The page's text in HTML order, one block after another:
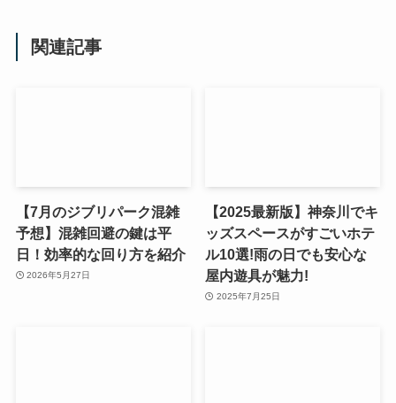
関連記事
【7月のジブリパーク混雑
予想】混雑回避の鍵は平
日！効率的な回り方を紹介
2026年5月27日
【2025最新版】神奈川でキ
ッズスペースがすごいホテ
ル10選!雨の日でも安心な
屋内遊具が魅力!
2025年7月25日